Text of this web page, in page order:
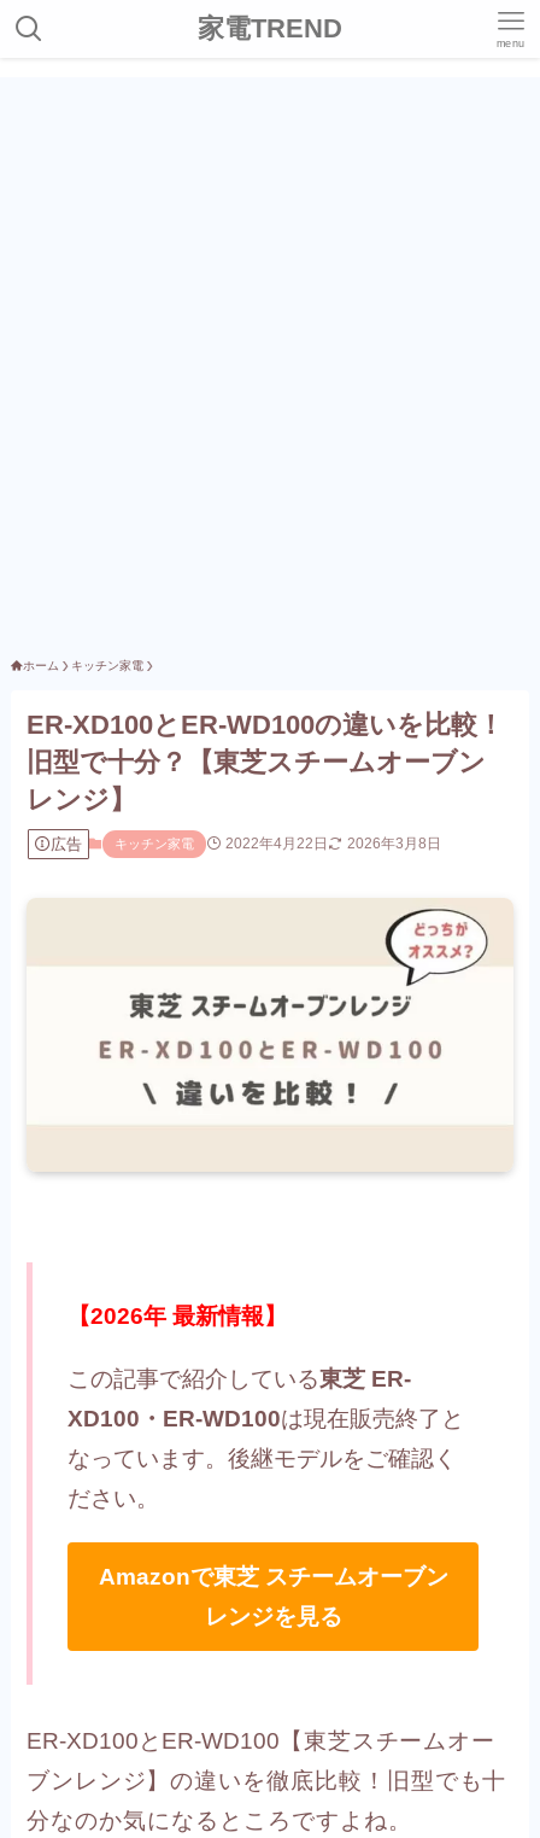
家電TREND menu
ホーム キッチン家電
ER-XD100とER-WD100の違いを比較！
旧型で十分？【東芝スチームオーブン
レンジ】
広告 キッチン家電 2022年4月22日 2026年3月8日
【2026年 最新情報】
この記事で紹介している東芝 ER-
XD100・ER-WD100は現在販売終了と
なっています。後継モデルをご確認く
ださい。
Amazonで東芝 スチームオーブン
レンジを見る
ER-XD100とER-WD100 【東芝スチームオー
ブンレンジ】の違いを徹底比較！
旧型でも十
分なのか気になるところですよね。